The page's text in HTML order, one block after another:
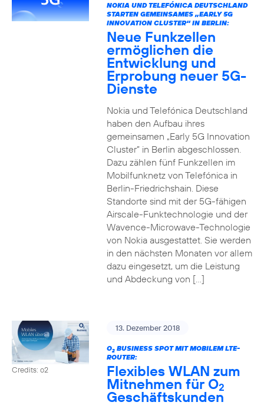
NOKIA UND TELEFÓNICA DEUTSCHLAND
STARTEN GEMEINSAMES „EARLY 5G
INNOVATION CLUSTER“ IN BERLIN:
Neue Funkzellen
ermöglichen die
Entwicklung und
Erprobung neuer 5G-
Dienste
Nokia und Telefónica Deutschland
haben den Aufbau ihres
gemeinsamen „Early 5G Innovation
Cluster” in Berlin abgeschlossen.
Dazu zählen fünf Funkzellen im
Mobilfunknetz von Telefónica in
Berlin-Friedrichshain. Diese
Standorte sind mit der 5G-fähigen
Airscale-Funktechnologie und der
Wavence-Microwave-Technologie
von Nokia ausgestattet. Sie werden
in den nächsten Monaten vor allem
dazu eingesetzt, um die Leistung
und Abdeckung von […]
Credits: o2
13. Dezember 2018
O2BUSINESS SPOT MIT MOBILEM LTE-
ROUTER:
Flexibles WLAN zum
Mitnehmen für O2
Geschäftskunden